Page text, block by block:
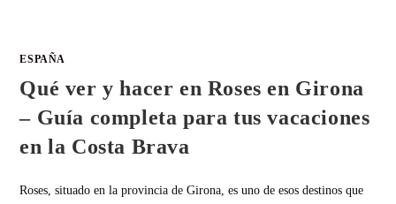
ESPAÑA
Qué ver y hacer en Roses en Girona
– Guía completa para tus vacaciones
en la Costa Brava
Roses, situado en la provincia de Girona, es uno de esos destinos que